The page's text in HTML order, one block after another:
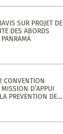
SUR LA
SUR PROJET DE
DES ABORDS
D’APPUI
PREVENTION DES